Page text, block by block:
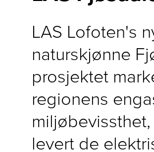
LAS Lofoten's
naturskjønne
prosjektet
regionens
levert de